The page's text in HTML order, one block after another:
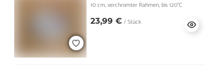
10 cm, verchromter Rahmen, bis 120°C
23,99 € / Stück